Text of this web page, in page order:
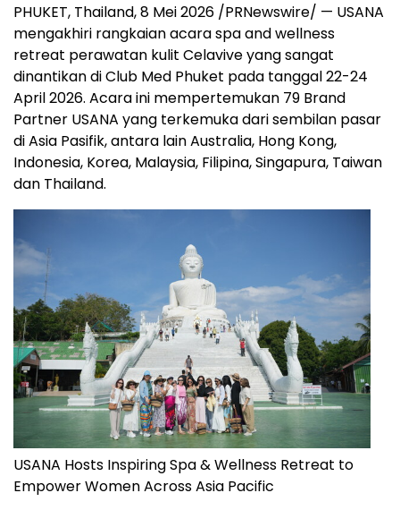
PHUKET, Thailand,8 Mei 2026 /PRNewswire/ — USANA
mengakhiri rangkaian acara spa and wellness
retreat perawatan kulit Celavive yang sangat
dinantikan di Club Med Phuket pada tanggal 22-24
April 2026. Acara ini mempertemukan 79 Brand
Partner USANA yang terkemuka dari sembilan pasar
di Asia Pasifik, antara lain Australia, Hong Kong,
Indonesia, Korea, Malaysia, Filipina, Singapura, Taiwan
dan Thailand.
USANA Hosts Inspiring Spa & Wellness Retreat to
Empower Women Across Asia Pacific